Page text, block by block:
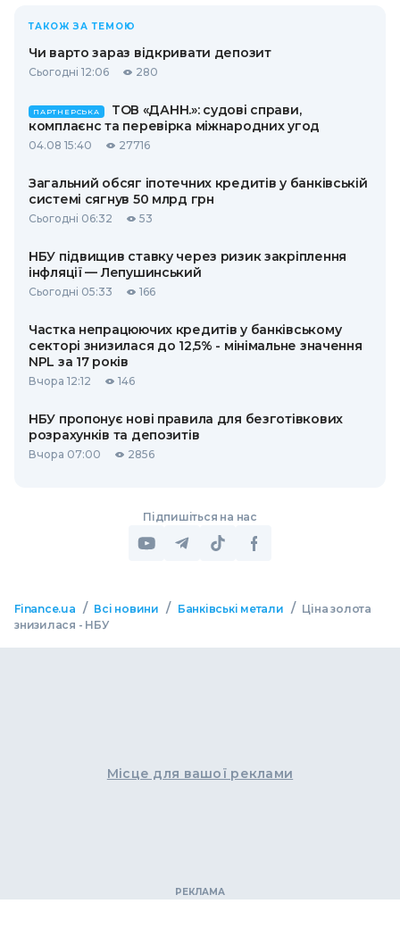
ТАКОЖ ЗА ТЕМОЮ
Чи варто зараз відкривати депозит
Сьогодні 12:06 280
ПАРТНЕРСЬКА
ТОВ «ДАНН.»: судові справи,
комплаєнс та перевірка міжнародних угод
04.08 15:40 27716
Загальний обсяг іпотечних кредитів у банківській
системі сягнув 50 млрд грн
Сьогодні 06:32 53
НБУ підвищив ставку через ризик закріплення
інфляції — Лепушинський
Сьогодні 05:33 166
Частка непрацюючих кредитів у банківському
секторі знизилася до 12,5% - мінімальне значення
NPL за 17 років
Вчора 12:12 146
НБУ пропонує нові правила для безготівкових
розрахунків та депозитів
Вчора 07:00 2856
Підпишіться на нас
Finance.ua / Всі новини / Банківські метали / Ціна золота
знизилася - НБУ
Місце для вашої реклами